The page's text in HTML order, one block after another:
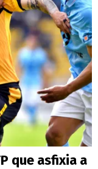
que asfixia a